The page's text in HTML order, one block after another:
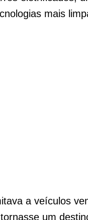
mais
a veículos
um